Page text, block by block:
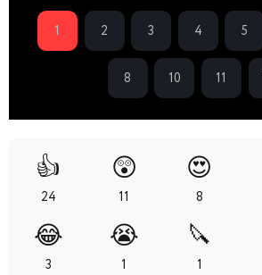
1 2 3 4 5
8 10 11
👍
24
😲
11
😍
8
😂
3
😭
1
🔪
1